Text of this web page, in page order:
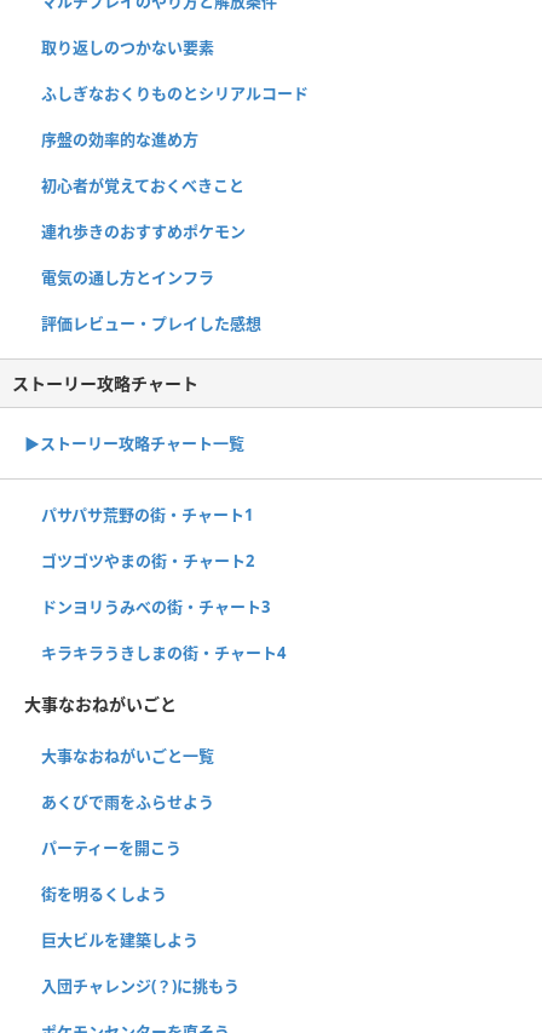
取り返しのつかない要素
ふしぎなおくりものとシリアルコード
序盤の効率的な進め方
初心者が覚えておくべきこと
連れ歩きのおすすめポケモン
電気の通し方とインフラ
評価レビュー・プレイした感想
ストーリー攻略チャート
▶ストーリー攻略チャート一覧
パサパサ荒野の街・チャート1
ゴツゴツやまの街・チャート2
ドンヨリうみべの街・チャート3
キラキラうきしまの街・チャート4
大事なおねがいごと
大事なおねがいごと一覧
あくびで雨をふらせよう
パーティーを開こう
街を明るくしよう
巨大ビルを建築しよう
入団チャレンジ(？)に挑もう